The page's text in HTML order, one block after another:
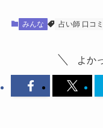
みんな 占い師 口コミ
よか